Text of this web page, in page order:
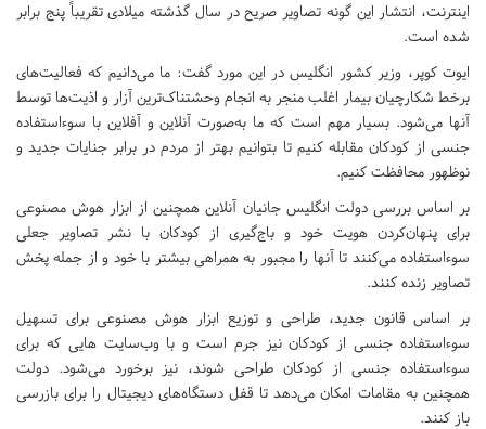
اینترنت، انتشار این گونه تصاویر صریح در سال گذشته میلادی تقریباً پنج برابر
شده است.
ایوت کوپر، وزیر کشور انگلیس در این مورد گفت: ما می‌دانیم که فعالیت‌های
برخط شکارچیان بیمار اغلب منجر به انجام وحشتناک‌ترین آزار و اذیت‌ها توسط
آنها می‌شود. بسیار مهم است که ما به‌صورت آنلاین و آفلاین با سوءاستفاده
جنسی از کودکان مقابله کنیم تا بتوانیم بهتر از مردم در برابر جنایات جدید و
نوظهور محافظت کنیم.
بر اساس بررسی دولت انگلیس جانیان آنلاین همچنین از ابزار هوش مصنوعی
برای پنهان‌کردن هویت خود و باج‌گیری از کودکان با نشر تصاویر جعلی
سوءاستفاده می‌کنند تا آنها را مجبور به همراهی بیشتر با خود و از جمله پخش
تصاویر زنده کنند.
بر اساس قانون جدید، طراحی و توزیع ابزار هوش مصنوعی برای تسهیل
سوءاستفاده جنسی از کودکان نیز جرم است و با وب‌سایت هایی که برای
سوءاستفاده جنسی از کودکان طراحی شوند، نیز برخورد می‌شود. دولت
همچنین به مقامات امکان می‌دهد تا قفل دستگاه‌های دیجیتال را برای بازرسی
باز کنند.